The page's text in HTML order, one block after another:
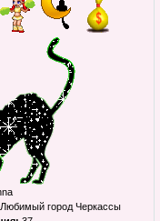
Любимый город Черкассы